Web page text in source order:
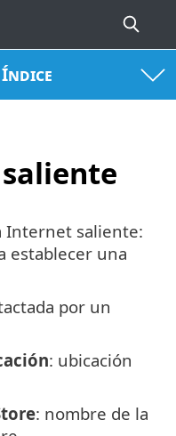
Internet saliente:
establecer una
por un
: ubicación
: nombre de la